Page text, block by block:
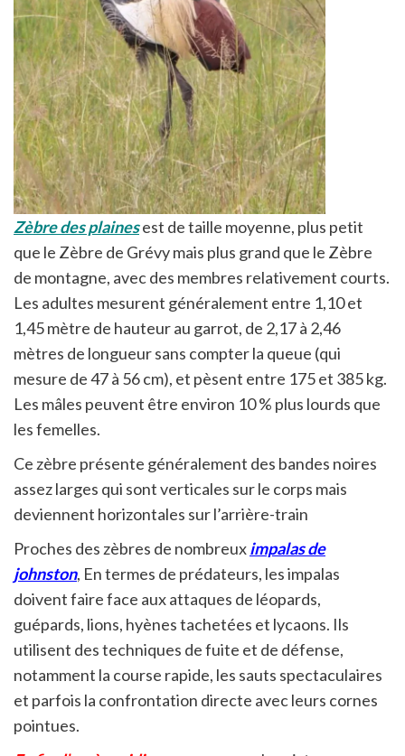
Zèbre des plainesest de taille moyenne, plus petit
que le Zèbre de Grévy mais plus grand que le Zèbre
de montagne, avec des membres relativement courts.
Les adultes mesurent généralement entre 1,10 et
1,45 mètre de hauteur au garrot, de 2,17 à 2,46
mètres de longueur sans compter la queue (qui
mesure de 47 à 56 cm), et pèsent entre 175 et 385 kg.
Les mâles peuvent être environ 10 % plus lourds que
les femelles.
Ce zèbre présente généralement des bandes noires
assez larges qui sont verticales sur le corps mais
deviennent horizontales sur l’arrière-train
Proches des zèbres de nombreuximpalas de
johnston, En termes de prédateurs, les impalas
doivent faire face aux attaques de léopards,
guépards, lions, hyènes tachetées et lycaons. Ils
utilisent des techniques de fuite et de défense,
notamment la course rapide, les sauts spectaculaires
et parfois la confrontation directe avec leurs cornes
pointues.